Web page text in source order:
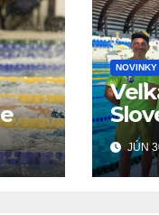
NOVINKY
Prix
SRJÚN